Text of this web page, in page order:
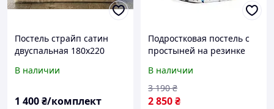
Постель страйп сатин
двуспальная 180х220
на резинке для высокого
50х70 или 55х80
В наличии
1 400₴/комплект
Подростковая постель с
простыней на резинке
Зеленый 160х220 см
В наличии
2 850₴
3 190 ₴